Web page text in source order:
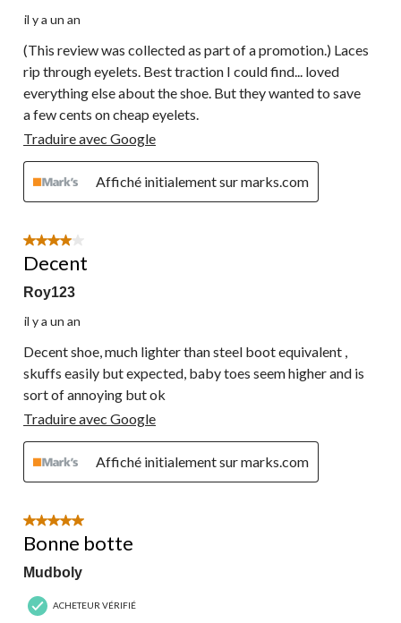
il y a un an
(This review was collected as part of a promotion.) Laces
rip through eyelets. Best traction I could find... loved
everything else about the shoe. But they wanted to save
a few cents on cheap eyelets.
Traduire avec Google
Affiché initialement sur marks.com
4 étoile(s) sur 5.
Decent
Roy123
il y a un an
Decent shoe, much lighter than steel boot equivalent ,
skuffs easily but expected, baby toes seem higher and is
sort of annoying but ok
Traduire avec Google
Affiché initialement sur marks.com
5 étoile(s) sur 5.
Bonne botte
Mudboly
ACHETEUR VÉRIFIÉ